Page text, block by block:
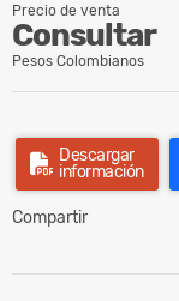
Precio de venta
Consultar
Pesos Colombianos
Descargar
información
Compartir